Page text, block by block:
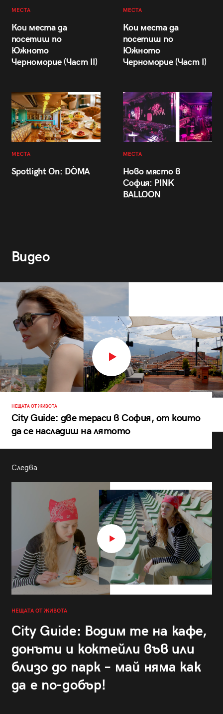
МЕСТА
Кои места да
посетиш по
Южното
Черноморие (Част II)
МЕСТА
Кои места да
посетиш по
Южното
Черноморие (Част I)
МЕСТА
Spotlight On: DÒMA
МЕСТА
Ново място в
София: PINK
BALLOON
Видео
НЕЩАТА ОТ ЖИВОТА
City Guide: две тераси в София, от които
да се насладиш на лятото
Следва
НЕЩАТА ОТ ЖИВОТА
City Guide: Водим те на кафе,
донъти и коктейли във или
близо до парк – май няма как
да е по-добър!